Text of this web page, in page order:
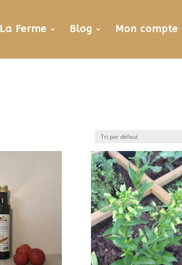
La Ferme Blog Mon compte